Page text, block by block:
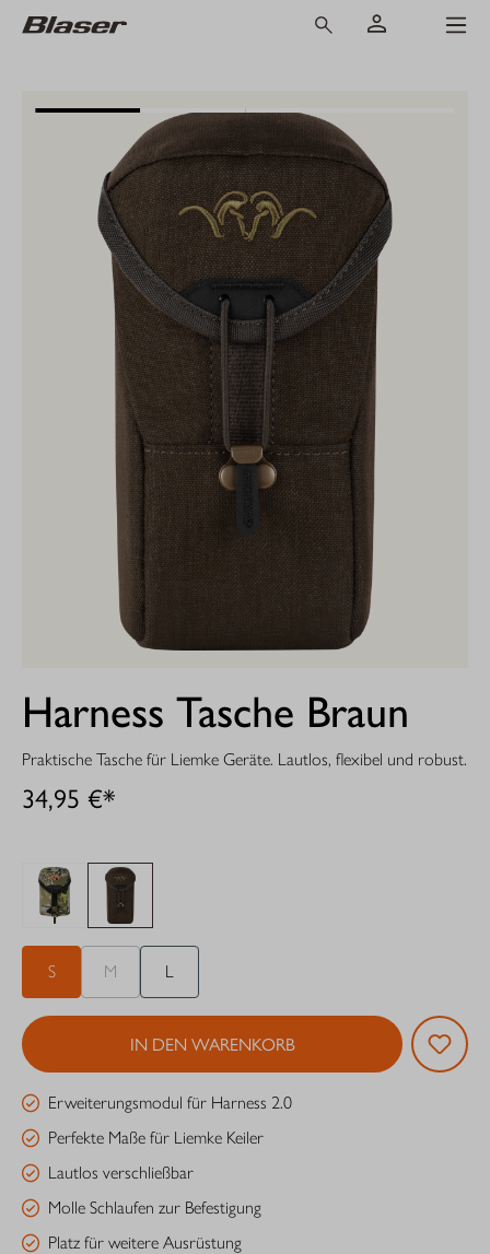
Harness Tasche Braun
Praktische Tasche für Liemke Geräte. Lautlos, flexibel und robust.
34,95 €*
S M L
IN DEN WARENKORB
Erweiterungsmodul für Harness 2.0
Perfekte Maße für Liemke Keiler
Lautlos verschließbar
Molle Schlaufen zur Befestigung
Platz für weitere Ausrüstung